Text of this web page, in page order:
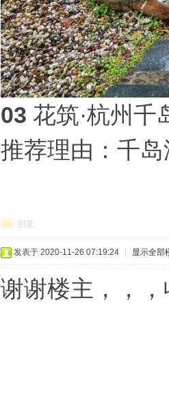
03 花筑·杭州千
推荐理由：千
回复
发表于 2020-11-26 07:19:24 显示全部
谢谢楼主，，